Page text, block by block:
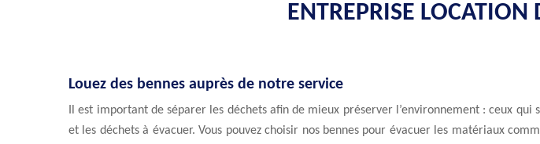
ENTREPRISE
Louez des bennes auprès de notre service
Il est important de séparer les déchets afin de mieux préserver l’environnement : ceux qui
et les déchets à évacuer. Vous pouvez choisir nos bennes pour évacuer les matériaux